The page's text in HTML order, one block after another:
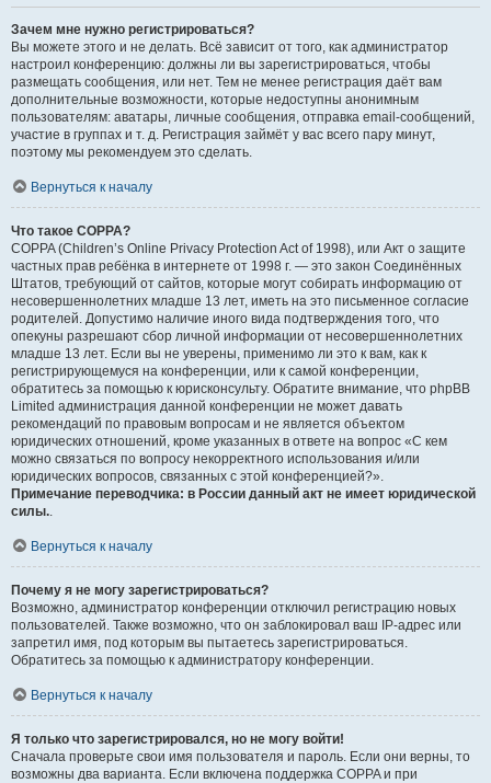
Зачем мне нужно регистрироваться?
Вы можете этого и не делать. Всё зависит от того, как администратор
настроил конференцию: должны ли вы зарегистрироваться, чтобы
размещать сообщения, или нет. Тем не менее регистрация даёт вам
дополнительные возможности, которые недоступны анонимным
пользователям: аватары, личные сообщения, отправка email-сообщений,
участие в группах и т. д. Регистрация займёт у вас всего пару минут,
поэтому мы рекомендуем это сделать.
Вернуться к началу
Что такое COPPA?
COPPA (Children’s Online Privacy Protection Act of 1998), или Акт о защите
частных прав ребёнка в интернете от 1998 г. — это закон Соединённых
Штатов, требующий от сайтов, которые могут собирать информацию от
несовершеннолетних младше 13 лет, иметь на это письменное согласие
родителей. Допустимо наличие иного вида подтверждения того, что
опекуны разрешают сбор личной информации от несовершеннолетних
младше 13 лет. Если вы не уверены, применимо ли это к вам, как к
регистрирующемуся на конференции, или к самой конференции,
обратитесь за помощью к юрисконсульту. Обратите внимание, что phpBB
Limited администрация данной конференции не может давать
рекомендаций по правовым вопросам и не является объектом
юридических отношений, кроме указанных в ответе на вопрос «С кем
можно связаться по вопросу некорректного использования и/или
юридических вопросов, связанных с этой конференцией?».
Примечание переводчика: в России данный акт не имеет юридической
силы..
Вернуться к началу
Почему я не могу зарегистрироваться?
Возможно, администратор конференции отключил регистрацию новых
пользователей. Также возможно, что он заблокировал ваш IP-адрес или
запретил имя, под которым вы пытаетесь зарегистрироваться.
Обратитесь за помощью к администратору конференции.
Вернуться к началу
Я только что зарегистрировался, но не могу войти!
Сначала проверьте свои имя пользователя и пароль. Если они верны, то
возможны два варианта. Если включена поддержка COPPA и при